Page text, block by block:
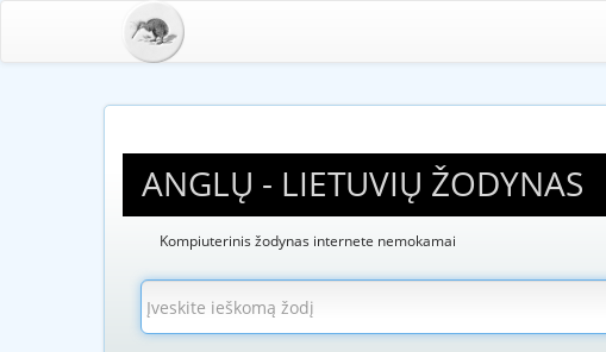
ANGLŲ - LIETUVIŲ ŽODYNAS
Kompiuterinis žodynas internete nemokamai